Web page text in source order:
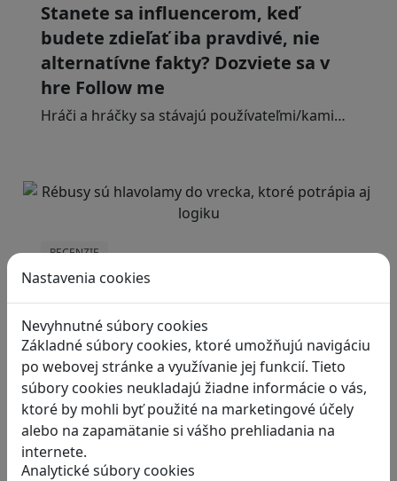
Nastavenia cookies
Nevyhnutné súbory cookies
Základné súbory cookies, ktoré umožňujú navigáciu
po webovej stránke a využívanie jej funkcií. Tieto
súbory cookies neukladajú žiadne informácie o vás,
ktoré by mohli byť použité na marketingové účely
alebo na zapamätanie si vášho prehliadania na
internete.
Analytické súbory cookies
Stanete sa influencerom, keď
budete zdieľať iba pravdivé, nie
alternatívne fakty? Dozviete sa v
hre Follow me
Hráči a hráčky sa stávajú používateľmi/kami…
RECENZIE
Rébusy sú hlavolamy do vrecka,
ktoré potrápia aj logiku
Tieto kartičky poskytnú skvelú zábavu pre
celú…